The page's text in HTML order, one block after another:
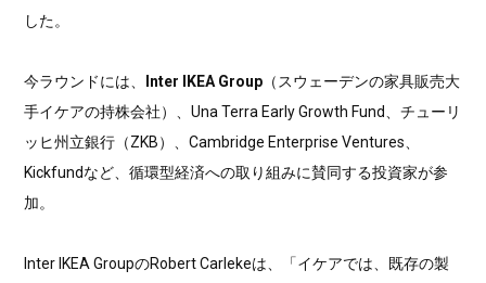
した。
今ラウンドには、 Inter IKEA Group （スウェーデンの家具販売大
手イケアの持株会社）、Una Terra Early Growth Fund、チューリ
ッヒ州立銀行（ZKB）、Cambridge Enterprise Ventures、
Kickfundなど、循環型経済への取り組みに賛同する投資家が参
加。
Inter IKEA GroupのRobert Carlekeは、「イケアでは、既存の製